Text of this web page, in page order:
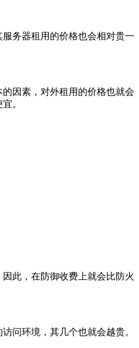
务器租用的价格也会相对贵一
因素，对外租用的价格也就会
。
此，在防御收费上就会比防火
问环境，其几个也就会越贵。